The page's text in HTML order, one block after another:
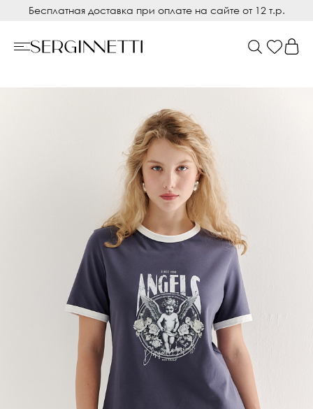
Бесплатная доставка при оплате на сайте от 12 т.р.